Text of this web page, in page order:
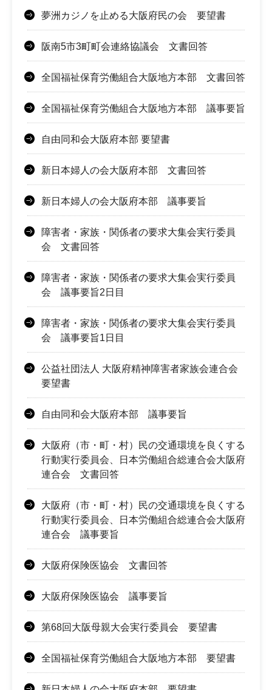
夢洲カジノを止める大阪府民の会 要望書
阪南5市3町町会連絡協議会 文書回答
全国福祉保育労働組合大阪地方本部 文書回答
全国福祉保育労働組合大阪地方本部 議事要旨
自由同和会大阪府本部 要望書
新日本婦人の会大阪府本部 文書回答
新日本婦人の会大阪府本部 議事要旨
障害者・家族・関係者の要求大集会実行委員
会 文書回答
障害者・家族・関係者の要求大集会実行委員
会 議事要旨2日目
障害者・家族・関係者の要求大集会実行委員
会 議事要旨1日目
公益社団法人 大阪府精神障害者家族会連合会
要望書
自由同和会大阪府本部 議事要旨
大阪府（市・町・村）民の交通環境を良くする
行動実行委員会、日本労働組合総連合会大阪府
連合会 文書回答
大阪府（市・町・村）民の交通環境を良くする
行動実行委員会、日本労働組合総連合会大阪府
連合会 議事要旨
大阪府保険医協会 文書回答
大阪府保険医協会 議事要旨
第68回大阪母親大会実行委員会 要望書
全国福祉保育労働組合大阪地方本部 要望書